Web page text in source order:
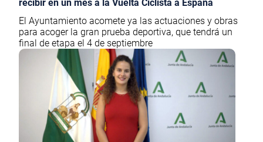
recibir en un mes a la Vuelta Ciclista a España
El Ayuntamiento acomete ya las actuaciones y obras
para acoger la gran prueba deportiva, que tendrá un
final de etapa el 4 de septiembre